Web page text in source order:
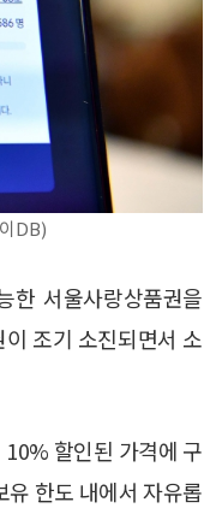
DB)
한 서울사랑상품권을
조기 소진되면서 소
할인된 가격에 구
유 한도 내에서 자유롭